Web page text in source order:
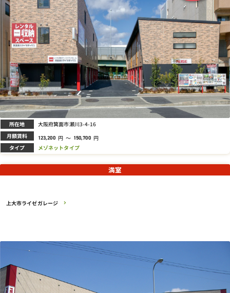
所在地 大阪府箕面市瀬川3-4-16
月額賃料 123,200 円 ～ 150,700 円
タイプ メゾネットタイプ
上大市ライゼガレージ
満室